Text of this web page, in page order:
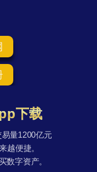
下载
量1200亿元
越便捷。
数字资产。